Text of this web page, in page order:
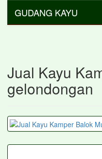
GUDANG KAYU
Jual Kayu
gelondongan